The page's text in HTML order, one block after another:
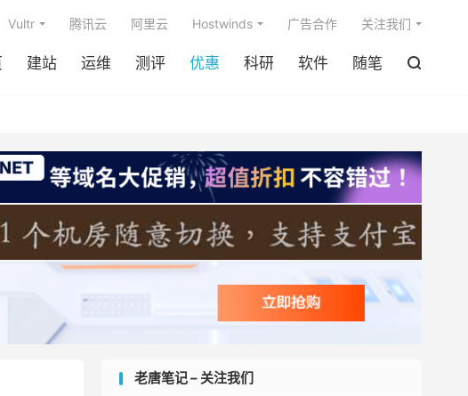
建站 运维 测评 优惠 科研 软件 随笔 
Vultr 腾讯云 阿里云 Hostwinds 广告合作 关注我们
老唐笔记 – 关注我们